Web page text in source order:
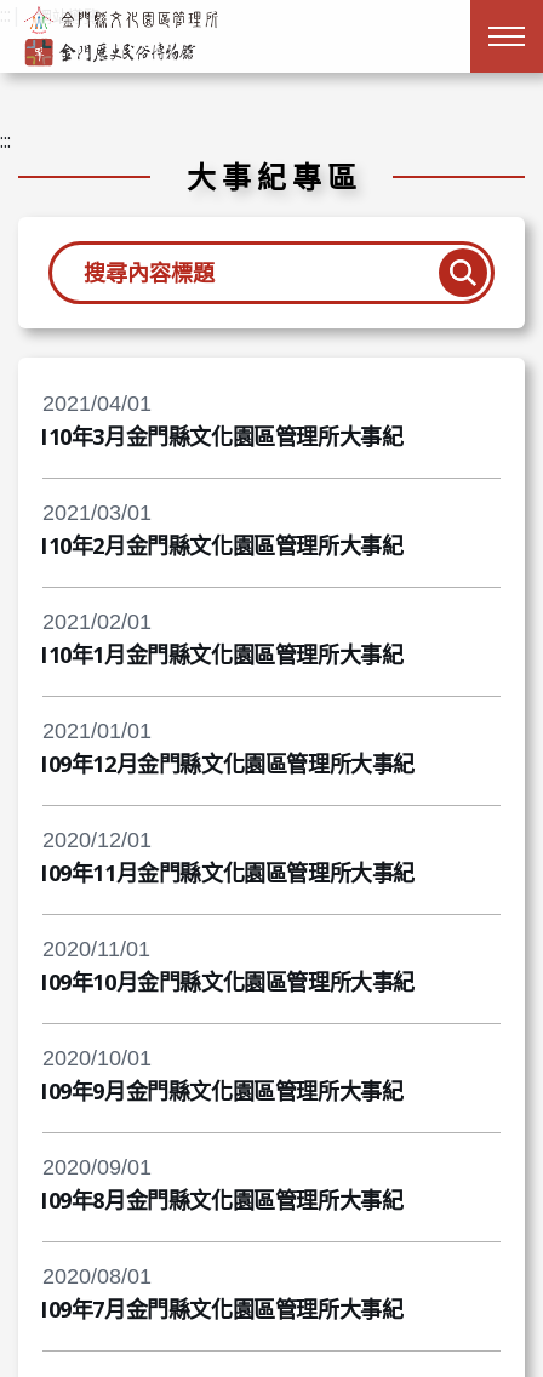
跳到主要內容
網站導覽
:::
大事紀專區
查詢
2021/04/01
110年3月金門縣文化園區管理所大事紀
2021/03/01
110年2月金門縣文化園區管理所大事紀
2021/02/01
110年1月金門縣文化園區管理所大事紀
2021/01/01
109年12月金門縣文化園區管理所大事紀
2020/12/01
109年11月金門縣文化園區管理所大事紀
2020/11/01
109年10月金門縣文化園區管理所大事紀
2020/10/01
109年9月金門縣文化園區管理所大事紀
2020/09/01
109年8月金門縣文化園區管理所大事紀
2020/08/01
109年7月金門縣文化園區管理所大事紀